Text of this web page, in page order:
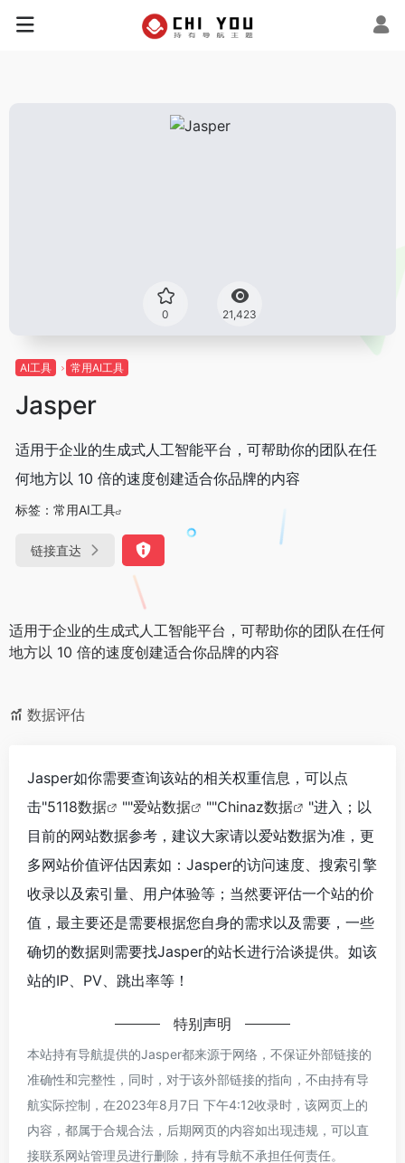
0 21,423
AI工具 常用AI工具
Jasper
适用于企业的生成式人工智能平台，可帮助你的团队在任
何地方以 10 倍的速度创建适合你品牌的内容
标签： 常用AI工具
链接直达
适用于企业的生成式人工智能平台，可帮助你的团队在任何
地方以 10 倍的速度创建适合你品牌的内容
数据评估
Jasper如你需要查询该站的相关权重信息，可以点
击"5118数据 ""爱站数据 ""Chinaz数据
"进入；以
目前的网站数据参考，建议大家请以爱站数据为准，更
多网站价值评估因素如：Jasper的访问速度、搜索引擎
收录以及索引量、用户体验等；当然要评估一个站的价
值，最主要还是需要根据您自身的需求以及需要，一些
确切的数据则需要找Jasper的站长进行洽谈提供。如该
站的IP、PV、跳出率等！
特别声明
本站持有导航提供的Jasper都来源于网络，不保证外部链接的
准确性和完整性，同时，对于该外部链接的指向，不由持有导
航实际控制，在2023年8月7日 下午4:12收录时，该网页上的
内容，都属于合规合法，后期网页的内容如出现违规，可以直
接联系网站管理员进行删除，持有导航不承担任何责任。